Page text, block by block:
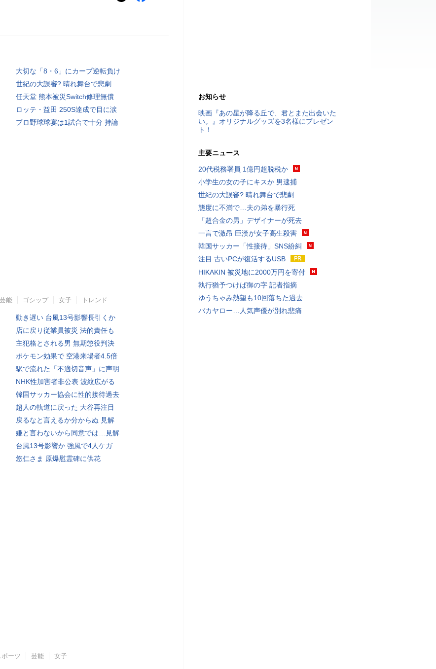
大切な「8・6」にカープ逆転負け
世紀の大誤審? 晴れ舞台で悲劇
任天堂 熊本被災Switch修理無償
ロッテ・益田 250S達成で目に涙
プロ野球球宴は1試合で十分 持論
芸能 ゴシップ 女子 トレンド
動き遅い 台風13号影響長引くか
店に戻り従業員被災 法的責任も
主犯格とされる男 無期懲役判決
ポケモン効果で 空港来場者4.5倍
駅で流れた「不適切音声」に声明
NHK性加害者非公表 波紋広がる
韓国サッカー協会に性的接待過去
超人の軌道に戻った 大谷再注目
戻るなと言えるか分からぬ 見解
嫌と言わないから同意では…見解
台風13号影響か 強風で4人ケガ
悠仁さま 原爆慰霊碑に供花
ポーツ 芸能 女子
お知らせ
映画『あの星が降る丘で、君とまた出会いた
い。』オリジナルグッズを3名様にプレゼン
ト！
主要ニュース
20代税務署員 1億円超脱税か
小学生の女の子にキスか 男逮捕
世紀の大誤審? 晴れ舞台で悲劇
態度に不満で…夫の弟を暴行死
「超合金の男」デザイナーが死去
一言で激昂 巨漢が女子高生殺害
韓国サッカー「性接待」SNS紛糾
注目 古いPCが復活するUSB
HIKAKIN 被災地に2000万円を寄付
執行猶予つけば御の字 記者指摘
ゆうちゃみ熱望も10回落ちた過去
バカヤロー…人気声優が別れ悲痛